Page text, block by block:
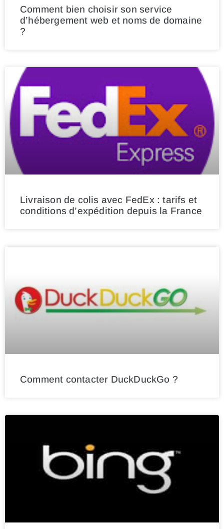
Comment bien choisir son service
d’hébergement web et noms de domaine
?
Livraison de colis avec FedEx : tarifs et
conditions d’expédition depuis la France
Comment contacter DuckDuckGo ?